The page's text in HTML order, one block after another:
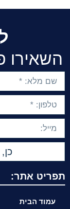
השאירו
תפריט אתר:
עמוד הבית